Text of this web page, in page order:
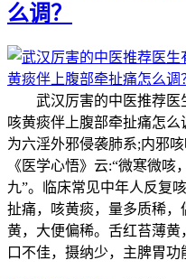
么调？
武汉厉害的中医推荐医
咳黄痰伴上腹部牵扯痛怎
为六淫外邪侵袭肺系;内邪
《医学心悟》云:“微寒微
九”。临床常见中年人反复
扯痛，咳黄痰，量多质稀
黄，大便偏稀。舌红苔薄
口不佳，摄纳少，主脾胃